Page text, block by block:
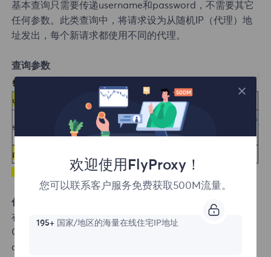
基本查询只需要传递username和password，不需要其它
任何参数。此类查询中，将请求设为从随机IP（代理）地
址发出，每个新请求都使用不同的代理。
查询参数
为必须提供的参数
代码示例
在该示例中，从随机IP执行对 https://api.ip.cc/ 的查询：
CURL
curl -x username:password@proxy.flyproxy.com:1212
欢迎使用FlyProxy！
您可以联系客户服务免费获取500M流量。
195+国家/地区的海量在线住宅IP地址